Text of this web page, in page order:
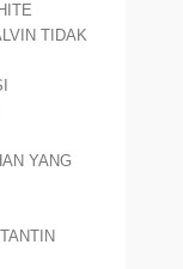
TIDAK
YANG